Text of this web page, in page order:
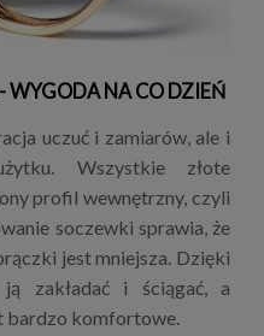
WYGODA NA CO DZIEŃ
uczuć i zamiarów, ale i
Wszystkie złote
profil wewnętrzny, czyli
soczewki sprawia, że
jest mniejsza. Dzięki
zakładać i ściągać, a
bardzo komfortowe.